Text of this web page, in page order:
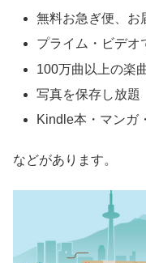
無料お急ぎ便、お
プライム・ビデオ
100万曲以上の楽
写真を保存し放題
Kindle本・マンガ
などがあります。